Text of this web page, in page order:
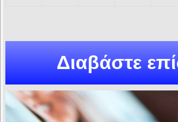
Διαβάστε